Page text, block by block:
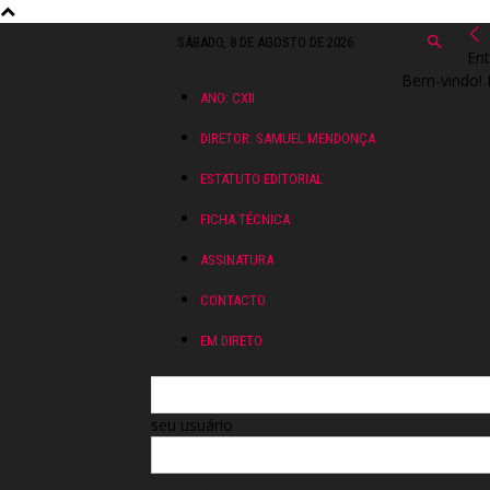
SÁBADO, 8 DE AGOSTO DE 2026
ANO: CXII
DIRETOR: SAMUEL MENDONÇA
ESTATUTO EDITORIAL
FICHA TÉCNICA
ASSINATURA
CONTACTO
EM DIRETO
Bem-vindo!
seu usuário